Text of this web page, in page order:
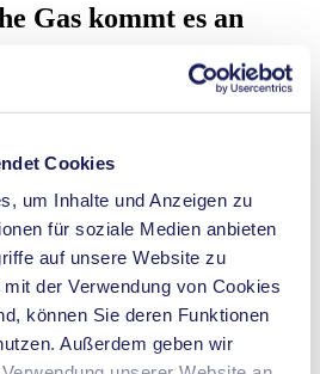
Cookies
um Inhalte und Anzeigen zu
für soziale Medien anbieten
auf unsere Website zu
der Verwendung von Cookies
können Sie deren Funktionen
Außerdem geben wir
Gas kommt es an
nimmt die gleiche Masse eines Gases
gleichem Druck ein unterschiedliches
ein. Der Grund dafür ist die
trockene Luft ist die spezifische
/( )
kgK) und für Wasserstoff ist sie
Massenstrom: ein
…
Verhalten von Gasen vor Augen
"Flussrate" weiter spezifiziert